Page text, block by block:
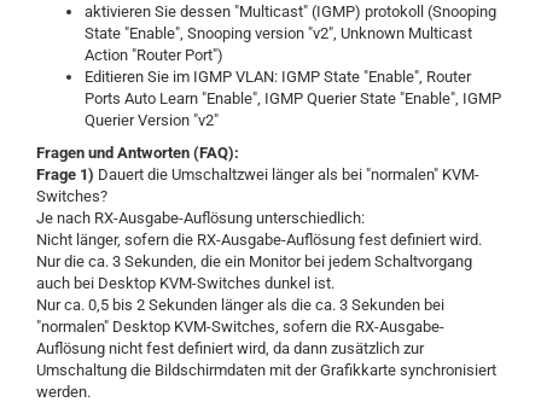
aktivieren Sie dessen "Multicast" (IGMP) protokoll (Snooping
State "Enable", Snooping version "v2", Unknown Multicast
Action "Router Port")
Editieren Sie im IGMP VLAN: IGMP State "Enable", Router
Ports Auto Learn "Enable", IGMP Querier State "Enable", IGMP
Querier Version "v2"
Fragen und Antworten (FAQ):
Frage 1) Dauert die Umschaltzwei länger als bei "normalen" KVM-
Switches?
Je nach RX-Ausgabe-Auflösung unterschiedlich:
Nicht länger, sofern die RX-Ausgabe-Auflösung fest definiert wird.
Nur die ca. 3 Sekunden, die ein Monitor bei jedem Schaltvorgang
auch bei Desktop KVM-Switches dunkel ist.
Nur ca. 0,5 bis 2 Sekunden länger als die ca. 3 Sekunden bei
"normalen" Desktop KVM-Switches, sofern die RX-Ausgabe-
Auflösung nicht fest definiert wird, da dann zusätzlich zur
Umschaltung die Bildschirmdaten mit der Grafikkarte synchronisiert
werden.